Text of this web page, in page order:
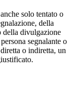
solo tentato o
della
della divulgazione
segnalante o
o indiretta, un